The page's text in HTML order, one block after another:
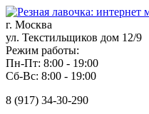
г. Москва
ул. Текстильщиков дом 12/9
Режим работы:
Пн-Пт: 8:00 - 19:00
Сб-Вс: 8:00 - 19:00
8 (917) 34-30-290